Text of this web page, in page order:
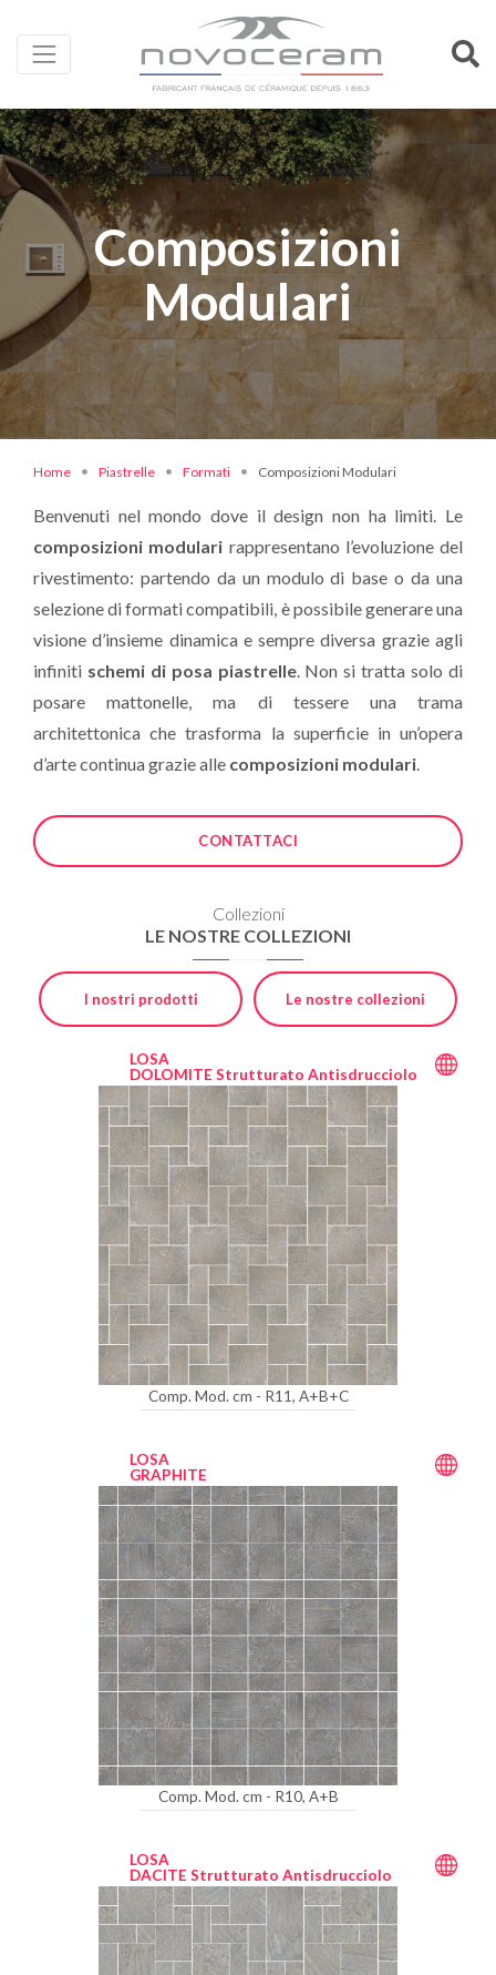
Composizioni
Modulari
Home Piastrelle Formati Composizioni Modulari
Benvenuti nel mondo dove il design non ha limiti. Le
composizioni modulari rappresentano l’evoluzione del
rivestimento: partendo da un modulo di base o da una
selezione di formati compatibili, è possibile generare una
visione d’insieme dinamica e sempre diversa grazie agli
infiniti schemi di posa piastrelle. Non si tratta solo di
posare mattonelle, ma di tessere una trama
architettonica che trasforma la superficie in un’opera
d’arte continua grazie alle composizioni modulari.
CONTATTACI
Collezioni
LE NOSTRE COLLEZIONI
I nostri prodotti Le nostre collezioni
LOSA
DOLOMITE Strutturato Antisdrucciolo
Comp. Mod. cm - R11, A+B+C
LOSA
GRAPHITE
Comp. Mod. cm - R10, A+B
LOSA
DACITE Strutturato Antisdrucciolo